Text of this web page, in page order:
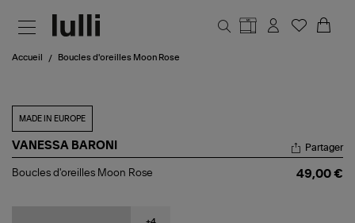
Accueil Boucles d'oreilles Moon Rose
MADE IN EUROPE
VANESSA BARONI
Boucles
Partager
Boucles d'oreilles Moon Rose 49,00 €